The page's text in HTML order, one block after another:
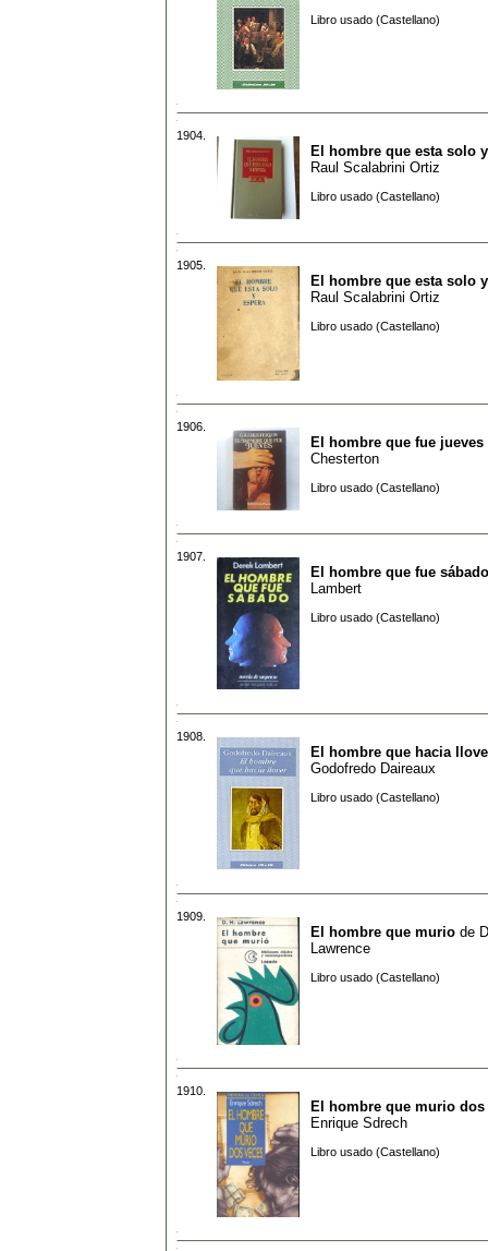
Libro usado (Castellano)
1904.
El hombre que esta solo
Raul Scalabrini Ortiz
Libro usado (Castellano)
1905.
El hombre que esta solo
Raul Scalabrini Ortiz
Libro usado (Castellano)
1906.
El hombre que fue jueves
Chesterton
Libro usado (Castellano)
1907.
El hombre que fue sábado
Lambert
Libro usado (Castellano)
1908.
El hombre que hacia
Godofredo Daireaux
Libro usado (Castellano)
1909.
El hombre que murio de
Lawrence
Libro usado (Castellano)
1910.
El hombre que murio dos
Enrique Sdrech
Libro usado (Castellano)